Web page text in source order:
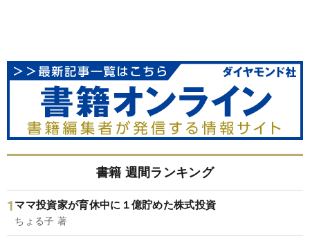
書籍 週間ランキング
ママ投資家が育休中に１億貯めた株式投資
ちょる子 著